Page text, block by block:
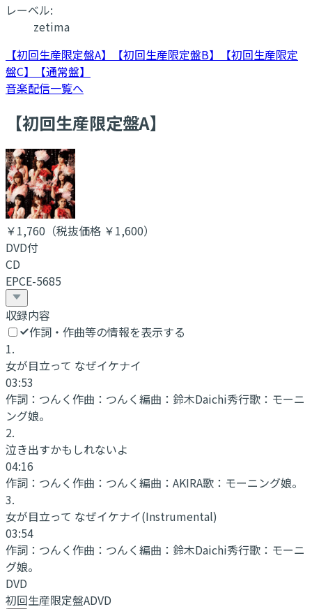
レーベル:
zetima
【初回生産限定盤A】
【初回生産限定盤B】
【初回生産限定
盤C】
【通常盤】
音楽配信一覧へ
【初回生産限定盤A】
￥1,760 （税抜価格 ￥1,600）
DVD付
CD
EPCE-5685
収録内容
作詞・作曲等の情報を表示する
1.
女が目立って なぜイケナイ
03:53
作詞： つんく 作曲： つんく 編曲： 鈴木Daichi秀行歌： モーニ
ング娘。
2.
泣き出すかもしれないよ
04:16
作詞： つんく 作曲： つんく 編曲： AKIRA歌： モーニング娘。
3.
女が目立って なぜイケナイ(Instrumental)
03:54
作詞： つんく 作曲： つんく 編曲： 鈴木Daichi秀行歌： モーニ
グ娘。
DVD
初回生産限定盤ADVD